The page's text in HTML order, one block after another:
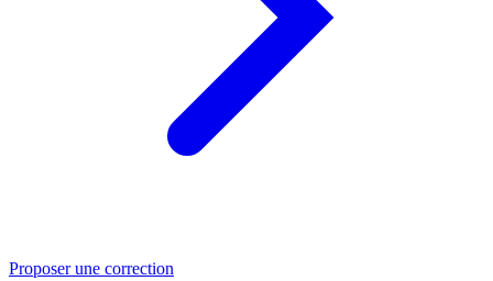
Proposer une correction